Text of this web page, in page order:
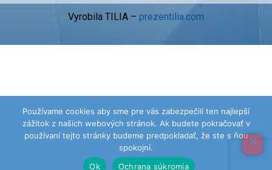
Vyrobila TILIA – prezentilia.com
Používame cookies aby sme pre vás zabezpečili ten najlepší
zážitok z našich webových stránok. Ak budete pokračovať v
používaní tejto stránky budeme predpokladať, že ste s ňou
spokojní.
Ok
Ochrana súkromia